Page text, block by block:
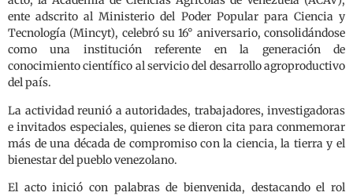
ente adscrito al Ministerio del Poder Popular para Ciencia y
Tecnología (Mincyt), celebró su 16° aniversario, consolidándose
como una institución referente en la generación de
conocimiento científico al servicio del desarrollo agroproductivo
del país.
La actividad reunió a autoridades, trabajadores, investigadoras
e invitados especiales, quienes se dieron cita para conmemorar
más de una década de compromiso con la ciencia, la tierra y el
bienestar del pueblo venezolano.
El acto inició con palabras de bienvenida, destacando el rol